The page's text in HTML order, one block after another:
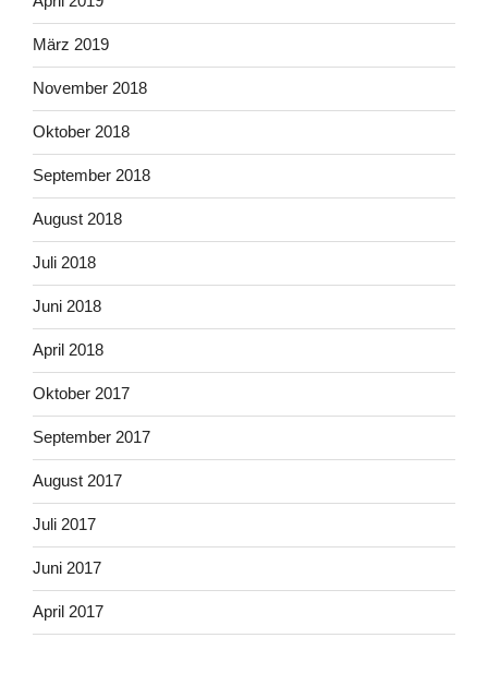
März 2019
November 2018
Oktober 2018
September 2018
August 2018
Juli 2018
Juni 2018
April 2018
Oktober 2017
September 2017
August 2017
Juli 2017
Juni 2017
April 2017